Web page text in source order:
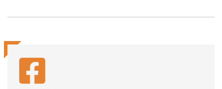
(Twitter)